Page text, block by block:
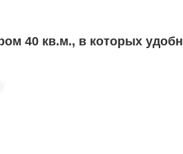
40 кв.м., в которых